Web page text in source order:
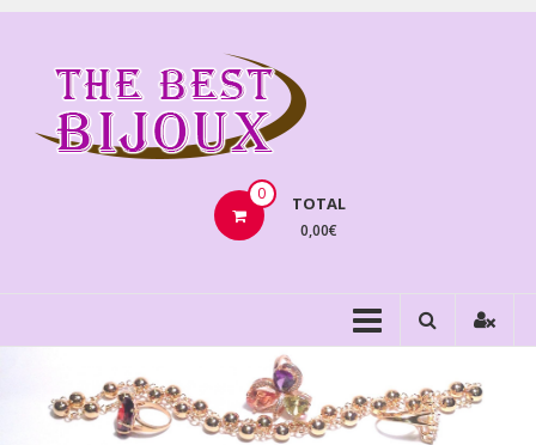
Aller
contenu
0 TOTAL
0,00€